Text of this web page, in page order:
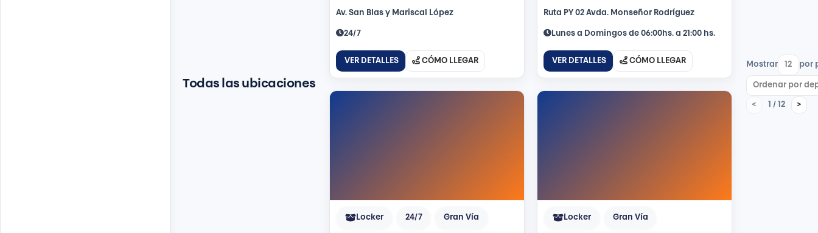
Todas las ubicaciones
Av. San Blas y Mariscal López
24/7
VER DETALLES CÓMO LLEGAR
Ruta PY 02 Avda. Mon­señor Rodríguez
Lunes a Domingos de 06:00hs. a 21:00 hs.
VER DETALLES CÓMO LLEGAR
Locker 24/7 Gran Vía Locker Gran Vía
Mostrar por
< 1 / 12 >